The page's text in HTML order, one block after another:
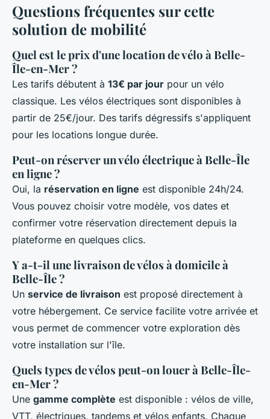
Questions fréquentes sur cette
solution de mobilité
Quel est le prix d'une location de vélo à Belle-
Île-en-Mer ?
Les tarifs débutent à 13€ par jour pour un vélo
classique. Les vélos électriques sont disponibles à
partir de 25€/jour. Des tarifs dégressifs s'appliquent
pour les locations longue durée.
Peut-on réserver un vélo électrique à Belle-Île
en ligne ?
Oui, la réservation en ligne est disponible 24h/24.
Vous pouvez choisir votre modèle, vos dates et
confirmer votre réservation directement depuis la
plateforme en quelques clics.
Y a-t-il une livraison de vélos à domicile à
Belle-Île ?
Un service de livraison est proposé directement à
votre hébergement. Ce service facilite votre arrivée et
vous permet de commencer votre exploration dès
votre installation sur l'île.
Quels types de vélos peut-on louer à Belle-Île-
en-Mer ?
Une gamme complète est disponible : vélos de ville,
VTT, électriques, tandems et vélos enfants. Chaque